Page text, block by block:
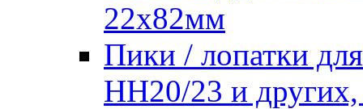
22х82мм
Пики / лопатки
HH20/23 и